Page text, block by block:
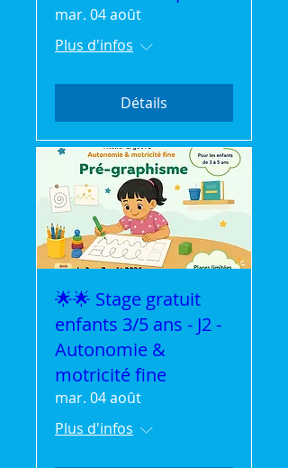
mar. 04 août
Plus d'infos
Détails
🌟🌟 Stage gratuit
enfants 3/5 ans - J2 -
Autonomie &
motricité fine
mar. 04 août
Plus d'infos